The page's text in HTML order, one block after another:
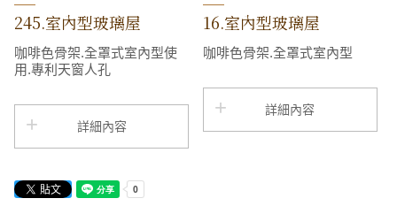
245.室內型玻璃屋
咖啡色骨架.全罩式室內型使
用.專利天窗人孔
詳細內容
16.室內型玻璃屋
咖啡色骨架.全罩式室內型
詳細內容